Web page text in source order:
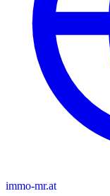
immo-mr.at